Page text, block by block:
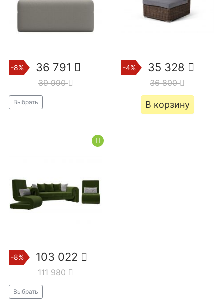
-8% 36 791
39 990
Выбрать
-4% 35 328
36 800
В корзину
-8% 103 022
111 980
Выбрать